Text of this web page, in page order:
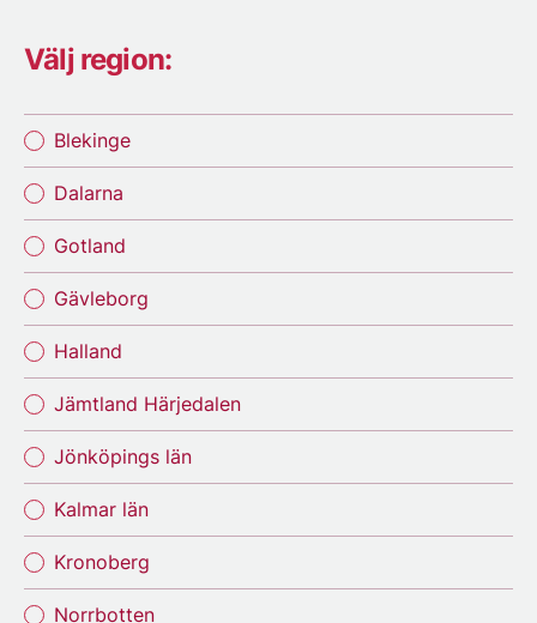
Välj region:
Blekinge
Dalarna
Gotland
Gävleborg
Halland
Jämtland Härjedalen
Jönköpings län
Kalmar län
Kronoberg
Norrbotten